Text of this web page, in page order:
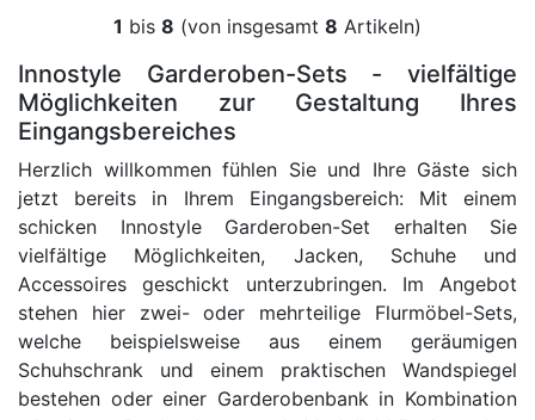
1 bis 8 (von insgesamt 8 Artikeln)
Innostyle Garderoben-Sets - vielfältige
Möglichkeiten zur Gestaltung Ihres
Eingangsbereiches
Herzlich willkommen fühlen Sie und Ihre Gäste sich
jetzt bereits in Ihrem Eingangsbereich: Mit einem
schicken Innostyle Garderoben-Set erhalten Sie
vielfältige Möglichkeiten, Jacken, Schuhe und
Accessoires geschickt unterzubringen. Im Angebot
stehen hier zwei- oder mehrteilige Flurmöbel-Sets,
welche beispielsweise aus einem geräumigen
Schuhschrank und einem praktischen Wandspiegel
bestehen oder einer Garderobenbank in Kombination